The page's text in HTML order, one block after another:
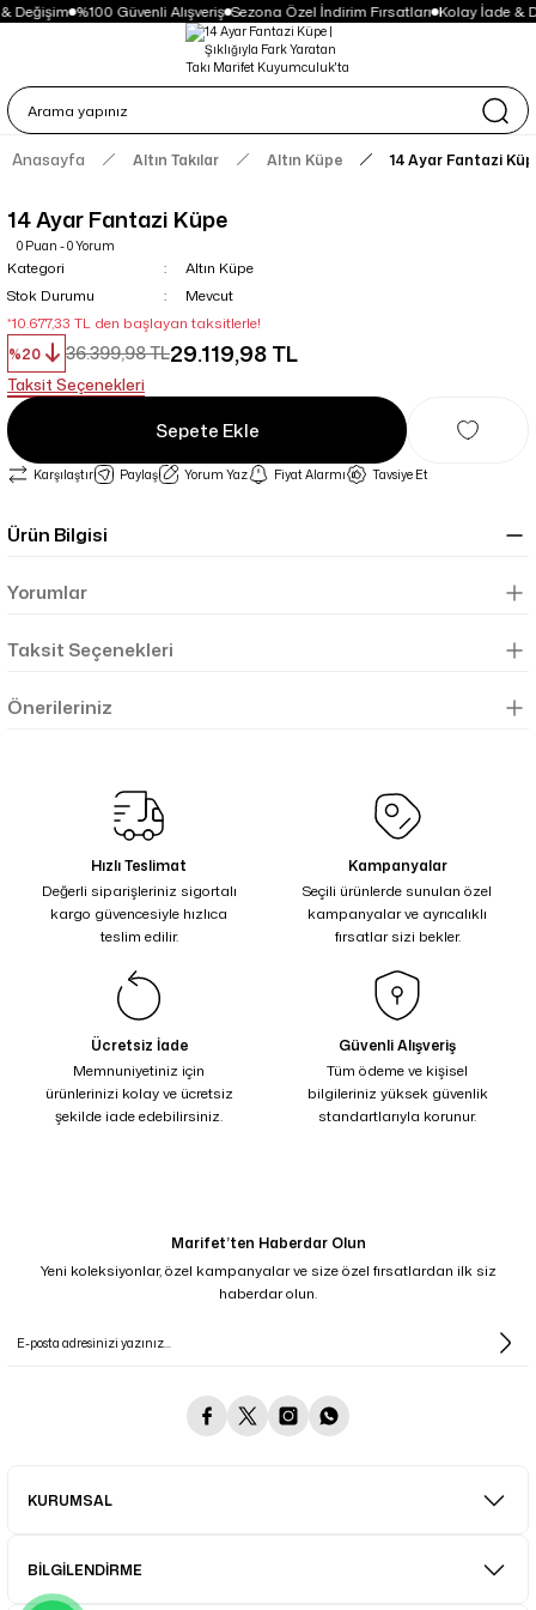
Değişim %100 Güvenli Alışveriş Sezona Özel İndirim Fırsatları Kolay İade &
Anasayfa Altın Takılar Altın Küpe 14 Ayar Fantazi
14 Ayar Fantazi Küpe
0 Puan - 0 Yorum
Kategori
Altın Küpe
Stok Durumu
Mevcut
*10.677,33 TL den başlayan taksitlerle!
%20
36.399,98 TL29.119,98 TL
Taksit Seçenekleri
Sepete Ekle
Karşılaştır Paylaş Yorum Yaz Fiyat Alarmı Tavsiye Et
Ürün Bilgisi
Yorumlar
Taksit Seçenekleri
Önerileriniz
Hızlı Teslimat
Değerli siparişleriniz sigortalı
kargo güvencesiyle hızlıca
teslim edilir.
Kampanyalar
Seçili ürünlerde sunulan özel
kampanyalar ve ayrıcalıklı
fırsatlar sizi bekler.
Ücretsiz İade
Memnuniyetiniz için
ürünlerinizi kolay ve ücretsiz
şekilde iade edebilirsiniz.
Güvenli Alışveriş
Tüm ödeme ve kişisel
bilgileriniz yüksek güvenlik
standartlarıyla korunur.
Marifet’ten Haberdar Olun
Yeni koleksiyonlar, özel kampanyalar ve size özel fırsatlardan ilk siz
haberdar olun.
KURUMSAL
BİLGİLENDİRME